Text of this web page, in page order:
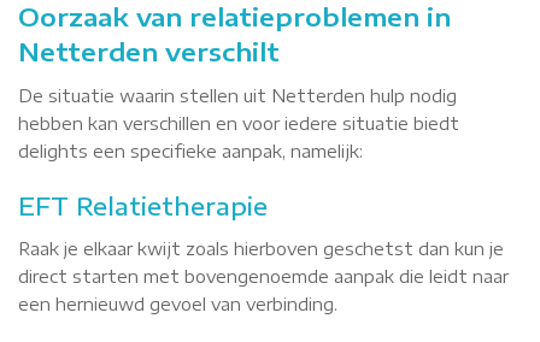
Oorzaak van relatieproblemen in
Netterden verschilt
De situatie waarin stellen uit Netterden hulp nodig
hebben kan verschillen en voor iedere situatie biedt
delights een specifieke aanpak, namelijk:
EFT Relatietherapie
Raak je elkaar kwijt zoals hierboven geschetst dan kun je
direct starten met bovengenoemde aanpak die leidt naar
een hernieuwd gevoel van verbinding.